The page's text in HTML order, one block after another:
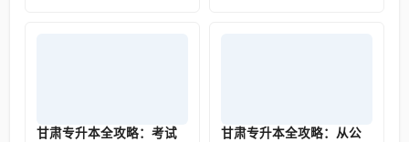
甘肃专升本全攻略：考试
甘肃专升本全攻略：从公